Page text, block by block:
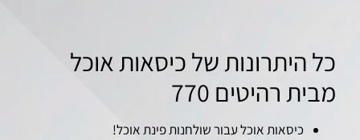
כל היתרונות של כיסאות אוכל
מבית רהיטים 770
כיסאות אוכל עבור שולחנות פינת אוכל!